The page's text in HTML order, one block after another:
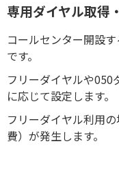
専用ダイヤル取得
コールセンター開設
です。
フリーダイヤルや050
に応じて設定します。
フリーダイヤル利用
費）が発生します。